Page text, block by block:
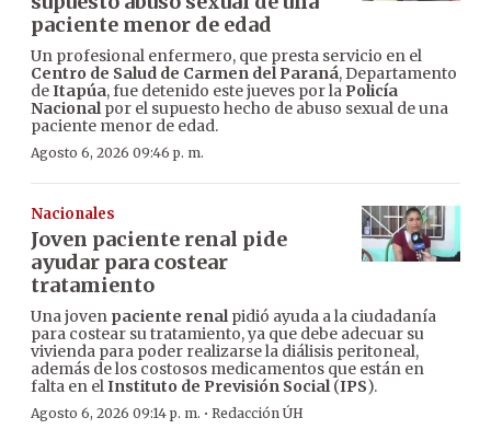
paciente menor de edad
Un profesional enfermero, que presta servicio en el
Centro de Salud de Carmen del Paraná, Departamento
deItapúa, fue detenido este jueves por la Policía
Nacionalpor el supuesto hecho de abuso sexual de una
paciente menor de edad.
Agosto 6, 2026 09:46 p. m.
Nacionales
Joven paciente renal pide
ayudar para costear
tratamiento
Una joven paciente renalpidió ayuda a la ciudadanía
para costear su tratamiento, ya que debe adecuar su
vivienda para poder realizarse la diálisis peritoneal,
además de los costosos medicamentos que están en
falta en elInstituto de Previsión Social(IPS).
Agosto 6, 2026 09:14 p. m. · Redacción ÚH